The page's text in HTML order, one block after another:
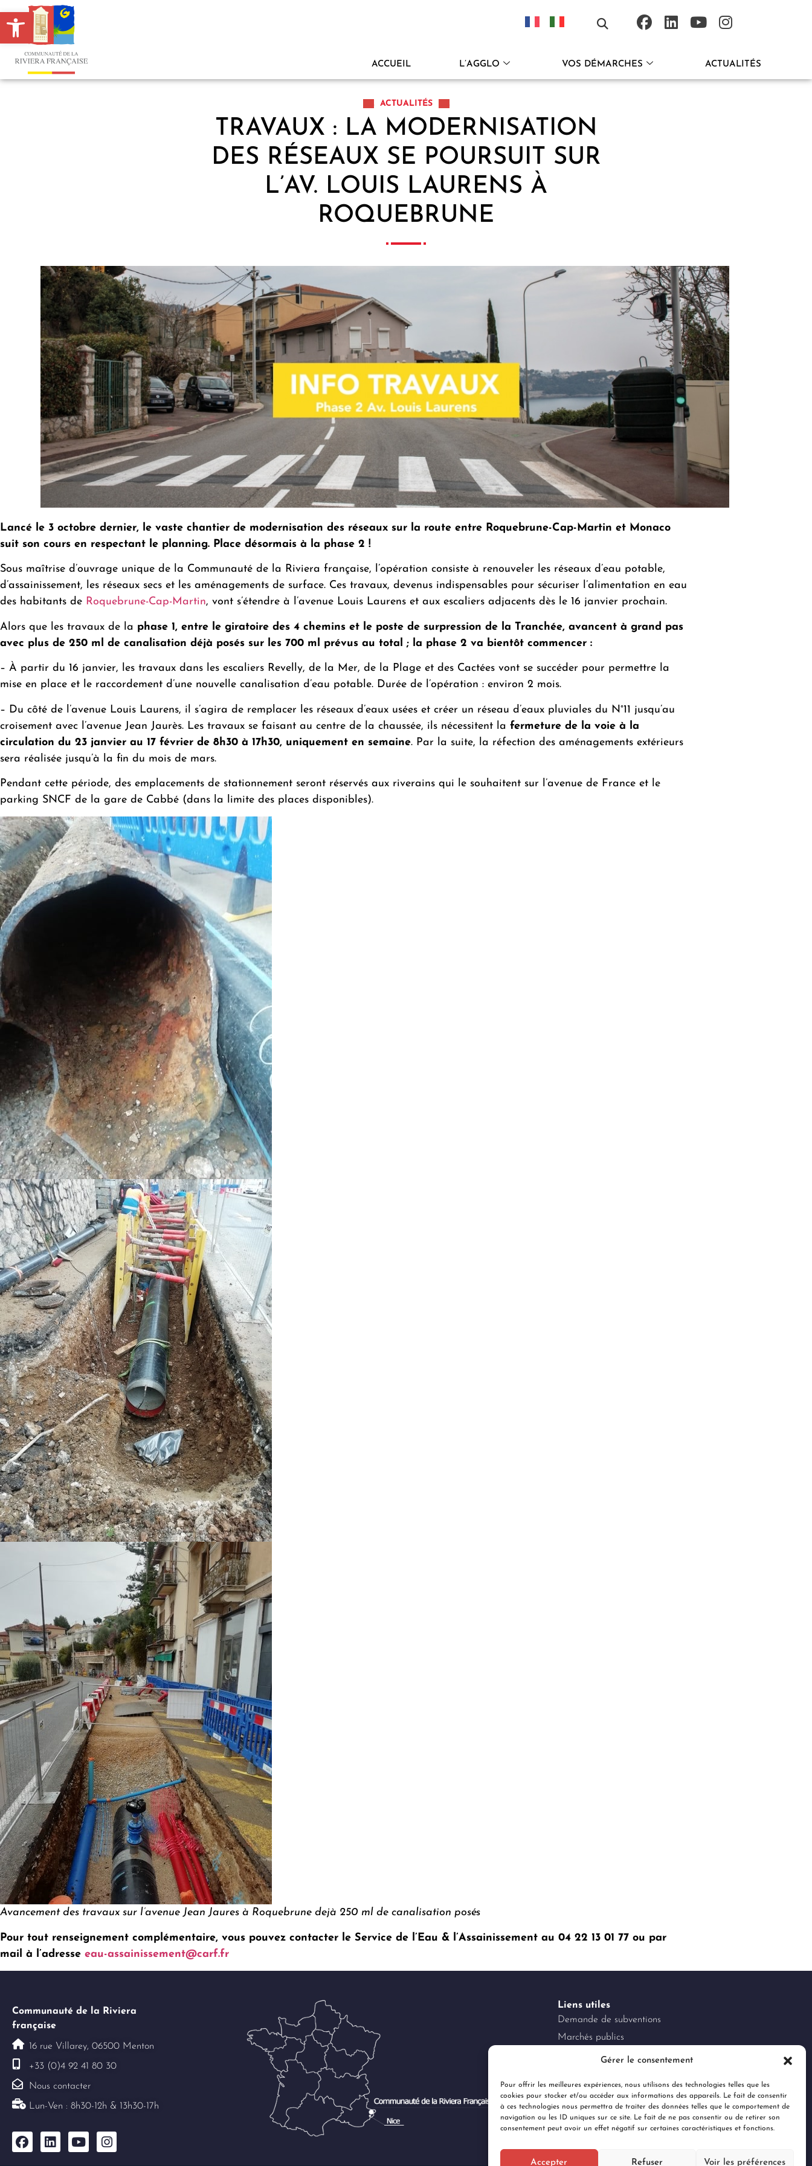
Ouvrir la barre d’outils
Gérer le consentement
Pour offrir les meilleures expériences, nous utilisons des technologies telles que les
cookies pour stocker et/ou accéder aux informations des appareils. Le fait de consentir
à ces technologies nous permettra de traiter des données telles que le comportement de
navigation ou les ID uniques sur ce site. Le fait de ne pas consentir ou de retirer son
consentement peut avoir un effet négatif sur certaines caractéristiques et fonctions.
Accepter Refuser Voir les préférences
ACCUEIL L’AGGLO VOS DÉMARCHES ACTUALITÉS
ACTUALITÉS
TRAVAUX : LA MODERNISATION
DES RÉSEAUX SE POURSUIT SUR
L’AV. LOUIS LAURENS À
ROQUEBRUNE
Lancé le 3 octobre dernier, le vaste chantier de modernisation des réseaux sur la route entre Roquebrune-Cap-Martin et Monaco
suit son cours en respectant le planning. Place désormais à la phase 2 !
Sous maîtrise d’ouvrage unique de la Communauté de la Riviera française, l’opération consiste à renouveler les réseaux d’eau potable,
d’assainissement, les réseaux secs et les aménagements de surface. Ces travaux, devenus indispensables pour sécuriser l’alimentation en eau
des habitants de Roquebrune-Cap-Martin, vont s’étendre à l’avenue Louis Laurens et aux escaliers adjacents dès le 16 janvier prochain.
Alors que les travaux de la phase 1, entre le giratoire des 4 chemins et le poste de surpression de la Tranchée, avancent à grand pas
avec plus de 250 ml de canalisation déjà posés sur les 700 ml prévus au total ; la phase 2 va bientôt commencer :
– À partir du 16 janvier, les travaux dans les escaliers Revelly, de la Mer, de la Plage et des Cactées vont se succéder pour permettre la
mise en place et le raccordement d’une nouvelle canalisation d’eau potable. Durée de l’opération : environ 2 mois.
– Du côté de l’avenue Louis Laurens, il s’agira de remplacer les réseaux d’eaux usées et créer un réseau d’eaux pluviales du N°11 jusqu’au
croisement avec l’avenue Jean Jaurès. Les travaux se faisant au centre de la chaussée, ils nécessitent la fermeture de la voie à la
circulation du 23 janvier au 17 février de 8h30 à 17h30, uniquement en semaine. Par la suite, la réfection des aménagements extérieurs
sera réalisée jusqu’à la fin du mois de mars.
Pendant cette période, des emplacements de stationnement seront réservés aux riverains qui le souhaitent sur l’avenue de France et le
parking SNCF de la gare de Cabbé (dans la limite des places disponibles).
Avancement des travaux sur l’avenue Jean Jaures à Roquebrune dejà 250 ml de canalisation posés
Pour tout renseignement complémentaire, vous pouvez contacter le Service de l’Eau & l’Assainissement au 04 22 13 01 77 ou par
mail à l’adresse eau-assainissement@carf.fr
Communauté de la Riviera
française
16 rue Villarey, 06500 Menton
+33 (0)4 92 41 80 30
Nous contacter
Lun-Ven : 8h30-12h & 13h30-17h
Liens utiles
Demande de subventions
Marchés publics
Offres d'emploi
Charte des réseaux sociaux
Documents administratifs
Règlements jeux concours RS